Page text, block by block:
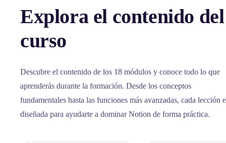
Explora el contenido del
curso
Descubre el contenido de los 18 módulos y conoce todo lo que
aprenderás durante la formación. Desde los conceptos
fundamentales hasta las funciones más avanzadas, cada lección
diseñada para ayudarte a dominar Notion de forma práctica.